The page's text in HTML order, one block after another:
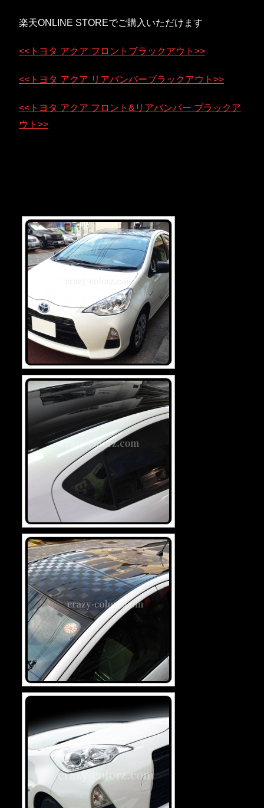
楽天ONLINE STOREでご購入いただけます
<<トヨタ アクア フロントブラックアウト>>
<<トヨタ アクア リアバンパーブラックアウト>>
<<トヨタ アクア フロント&リアバンパー ブラックア
ウト>>